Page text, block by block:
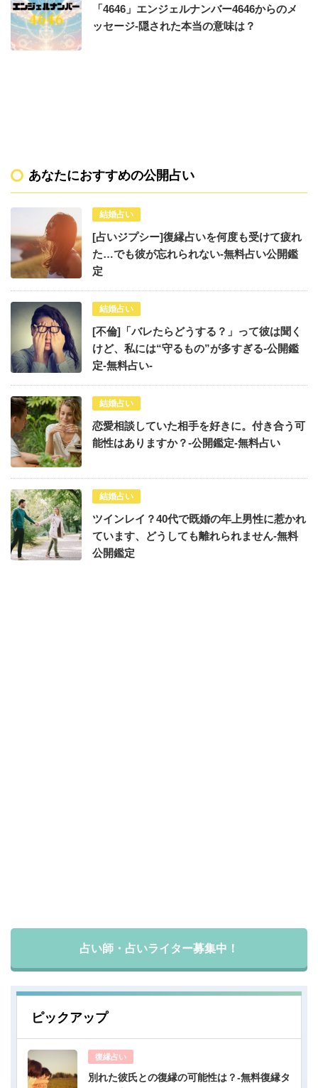
「4646」エンジェルナンバー4646からのメ
ッセージ-隠された本当の意味は？
あなたにおすすめの公開占い
結婚占い
[占いジプシー]復縁占いを何度も受けて疲れ
た…でも彼が忘れられない-無料占い公開鑑
定
結婚占い
[不倫]「バレたらどうする？」って彼は聞く
けど、私には“守るもの”が多すぎる-公開鑑
定-無料占い-
結婚占い
恋愛相談していた相手を好きに。付き合う可
能性はありますか？-公開鑑定-無料占い
結婚占い
ツインレイ？40代で既婚の年上男性に惹かれ
ています、どうしても離れられません-無料
公開鑑定
占い師・占いライター募集中！
ピックアップ
復縁占い
別れた彼氏との復縁の可能性は？-無料復縁タ